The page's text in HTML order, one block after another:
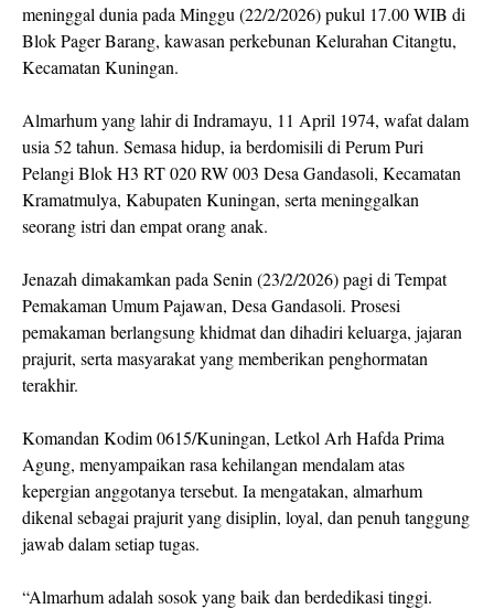
meninggal dunia pada Minggu (22/2/2026) pukul 17.00 WIB di
Blok Pager Barang, kawasan perkebunan Kelurahan Citangtu,
Kecamatan Kuningan.
Almarhum yang lahir di Indramayu, 11 April 1974, wafat dalam
usia 52 tahun. Semasa hidup, ia berdomisili di Perum Puri
Pelangi Blok H3 RT 020 RW 003 Desa Gandasoli, Kecamatan
Kramatmulya, Kabupaten Kuningan, serta meninggalkan
seorang istri dan empat orang anak.
Jenazah dimakamkan pada Senin (23/2/2026) pagi di Tempat
Pemakaman Umum Pajawan, Desa Gandasoli. Prosesi
pemakaman berlangsung khidmat dan dihadiri keluarga, jajaran
prajurit, serta masyarakat yang memberikan penghormatan
terakhir.
Komandan Kodim 0615/Kuningan, Letkol Arh Hafda Prima
Agung, menyampaikan rasa kehilangan mendalam atas
kepergian anggotanya tersebut. Ia mengatakan, almarhum
dikenal sebagai prajurit yang disiplin, loyal, dan penuh tanggung
jawab dalam setiap tugas.
“Almarhum adalah sosok yang baik dan berdedikasi tinggi.